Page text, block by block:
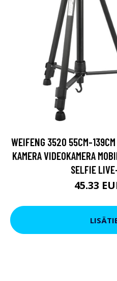
WEIFENG 3520 55CM-
KAMERA VIDEOKAMERA
SELFIE
45.33